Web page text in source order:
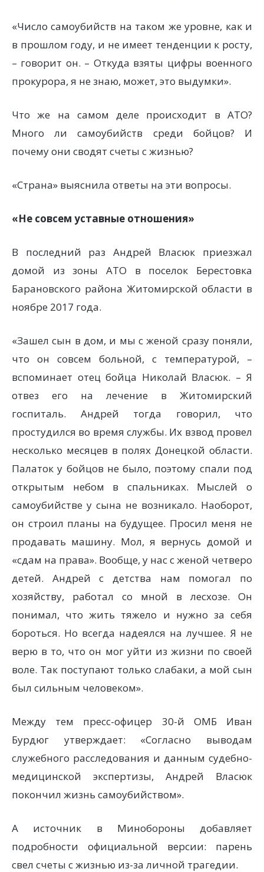
«Число самоубийств на таком же уровне, как и
в прошлом году, и не имеет тенденции к росту,
– говорит он. – Откуда взяты цифры военного
прокурора, я не знаю, может, это выдумки».
Что же на самом деле происходит в АТО?
Много ли самоубийств среди бойцов? И
почему они сводят счеты с жизнью?
«Страна» выяснила ответы на эти вопросы.
«Не совсем уставные отношения»
В последний раз Андрей Власюк приезжал
домой из зоны АТО в поселок Берестовка
Барановского района Житомирской области в
ноябре 2017 года.
«Зашел сын в дом, и мы с женой сразу поняли,
что он совсем больной, с температурой, –
вспоминает отец бойца Николай Власюк. – Я
отвез его на лечение в Житомирский
госпиталь. Андрей тогда говорил, что
простудился во время службы. Их взвод провел
несколько месяцев в полях Донецкой области.
Палаток у бойцов не было, поэтому спали под
открытым небом в спальниках. Мыслей о
самоубийстве у сына не возникало. Наоборот,
он строил планы на будущее. Просил меня не
продавать машину. Мол, я вернусь домой и
«сдам на права». Вообще, у нас с женой четверо
детей. Андрей с детства нам помогал по
хозяйству, работал со мной в лесхозе. Он
понимал, что жить тяжело и нужно за себя
бороться. Но всегда надеялся на лучшее. Я не
верю в то, что он мог уйти из жизни по своей
воле. Так поступают только слабаки, а мой сын
был сильным человеком».
Между тем пресс-офицер 30-й ОМБ Иван
Бурдюг утверждает: «Согласно выводам
служебного расследования и данным судебно-
медицинской экспертизы, Андрей Власюк
покончил жизнь самоубийством».
А источник в Минобороны добавляет
подробности официальной версии: парень
свел счеты с жизнью из-за личной трагедии.